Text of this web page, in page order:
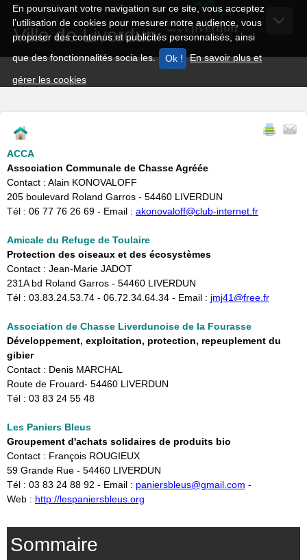
En poursuivant votre navigation sur ce site, vous acceptez
l’utilisation de cookies pour mesurer notre audience, vous
proposer des contenus et publicités personnalisés, ainsi
que des fonctionnalités socia les.
En savoir plus et
gérer les cookies
Ville de Liverdun
ACCA
Association Communale de Chasse Agréée
Contact : Alain KONOVALOFF
205 boulevard Roland Garros - 54460 LIVERDUN
Tél : 06 77 76 26 69 - Email : akonovaloff@club-internet.fr
Amicale du Refuge de Toulaire
Protection des oiseaux et des écosystèmes
Contact : Jean-Marie JADOT
231A bd Roland Garros - 54460 LIVERDUN
Tél : 03.83.24.53.74 - 06.72.34.64.34 - Email : ​ jmj41@free.fr
Association de Chasse Liverdunoise de la Fourasse
Développement, exploitation, protection, repeuplement du
gibier
Contact : Denis MARCHAL
Route de Frouard- 54460 LIVERDUN
Tél : 03 83 24 55 48
Les Paniers Bleus
Groupement d'achats solidaires de produits bio
Contact : François ROUGIEUX
59 Grande Rue - 54460 LIVERDUN
Tél : 03 83 24 88 92 - Email : paniersbleus@gmail.com -
Web : http://lespaniersbleus.org
Sommaire